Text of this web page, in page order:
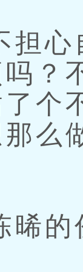
心
？
个
么
的